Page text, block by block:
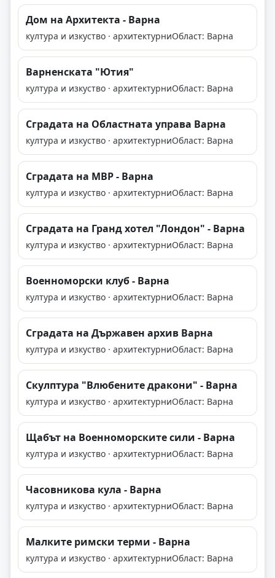
Дом на Архитекта - Варна
култура и изкуство · архитектурниОбласт: Варна
Варненската "Ютия"
култура и изкуство · архитектурниОбласт: Варна
Сградата на Областната управа Варна
култура и изкуство · архитектурниОбласт: Варна
Сградата на МВР - Варна
култура и изкуство · архитектурниОбласт: Варна
Сградата на Гранд хотел "Лондон" - Варна
култура и изкуство · архитектурниОбласт: Варна
Военноморски клуб - Варна
култура и изкуство · архитектурниОбласт: Варна
Сградата на Държавен архив Варна
култура и изкуство · архитектурниОбласт: Варна
Скулптура "Влюбените дракони" - Варна
култура и изкуство · архитектурниОбласт: Варна
Щабът на Военноморските сили - Варна
култура и изкуство · архитектурниОбласт: Варна
Часовникова кула - Варна
култура и изкуство · архитектурниОбласт: Варна
Малките римски терми - Варна
култура и изкуство · архитектурниОбласт: Варна